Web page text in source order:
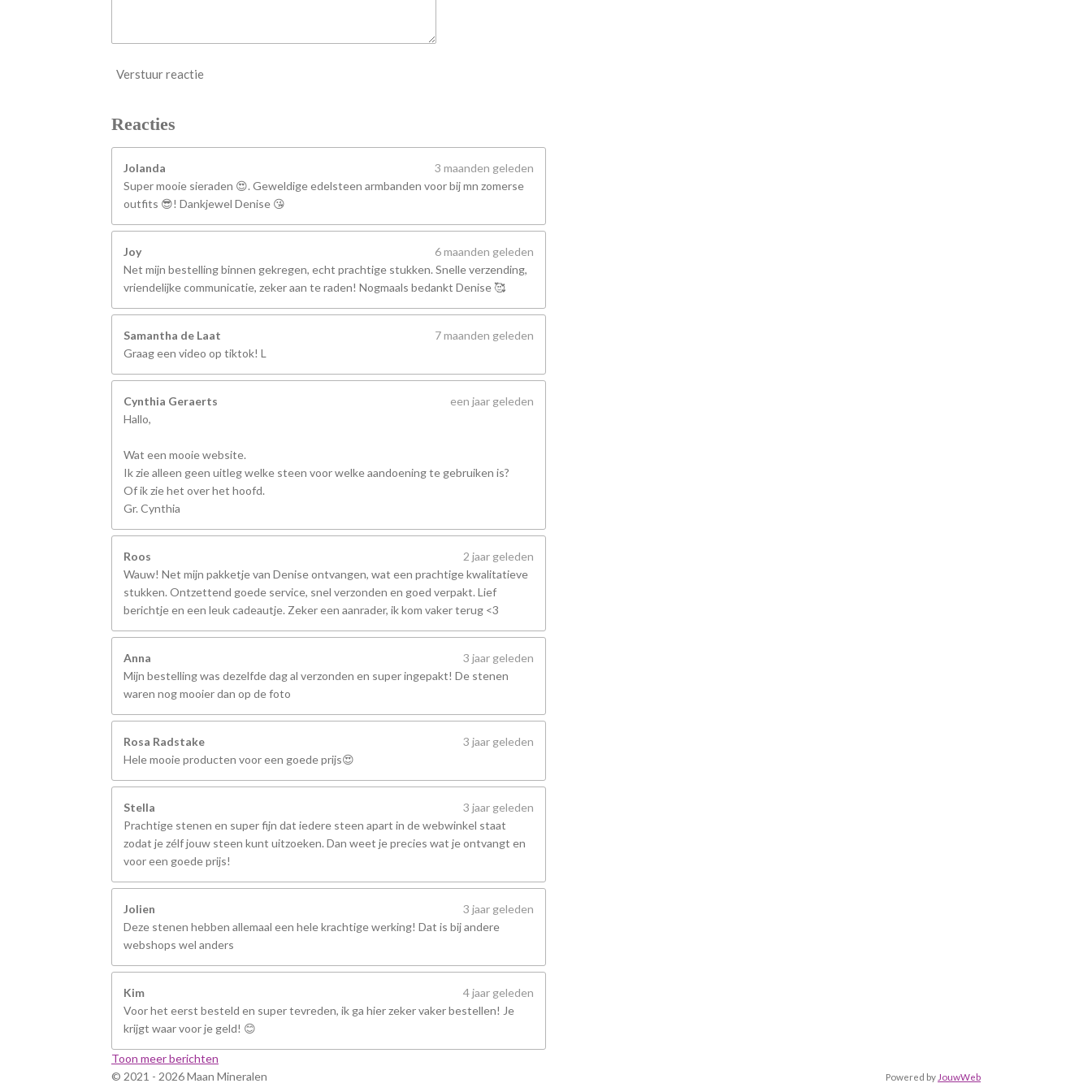
Verstuur reactie
Reacties
Jolanda
3 maanden geleden
Super mooie sieraden 😍. Geweldige edelsteen armbanden voor bij mn zomerse
outfits 😎! Dankjewel Denise 😘
Joy
6 maanden geleden
Net mijn bestelling binnen gekregen, echt prachtige stukken. Snelle verzending,
vriendelijke communicatie, zeker aan te raden! Nogmaals bedankt Denise 🥰
Samantha de Laat
7 maanden geleden
Graag een video op tiktok! L
Cynthia Geraerts
een jaar geleden
Hallo,
Wat een mooie website.
Ik zie alleen geen uitleg welke steen voor welke aandoening te gebruiken is?
Of ik zie het over het hoofd.
Gr. Cynthia
Roos
2 jaar geleden
Wauw! Net mijn pakketje van Denise ontvangen, wat een prachtige kwalitatieve
stukken. Ontzettend goede service, snel verzonden en goed verpakt. Lief
berichtje en een leuk cadeautje. Zeker een aanrader, ik kom vaker terug <3
Anna
3 jaar geleden
Mijn bestelling was dezelfde dag al verzonden en super ingepakt! De stenen
waren nog mooier dan op de foto
Rosa Radstake
3 jaar geleden
Hele mooie producten voor een goede prijs😍
Stella
3 jaar geleden
Prachtige stenen en super fijn dat iedere steen apart in de webwinkel staat
zodat je zélf jouw steen kunt uitzoeken. Dan weet je precies wat je ontvangt en
voor een goede prijs!
Jolien
3 jaar geleden
Deze stenen hebben allemaal een hele krachtige werking! Dat is bij andere
webshops wel anders
Kim
4 jaar geleden
Voor het eerst besteld en super tevreden, ik ga hier zeker vaker bestellen! Je
krijgt waar voor je geld! 😊
Toon meer berichten
© 2021 - 2026 Maan Mineralen
Powered by JouwWeb